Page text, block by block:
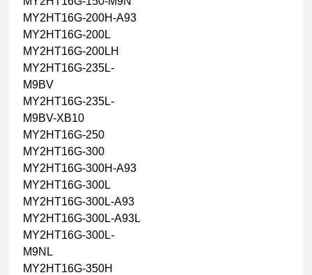
MY2HT16G-200H-A93
MY2HT16G-200L
MY2HT16G-200LH
MY2HT16G-235L-
M9BV
MY2HT16G-235L-
M9BV-XB10
MY2HT16G-250
MY2HT16G-300
MY2HT16G-300H-A93
MY2HT16G-300L
MY2HT16G-300L-A93
MY2HT16G-300L-A93L
MY2HT16G-300L-
M9NL
MY2HT16G-350H